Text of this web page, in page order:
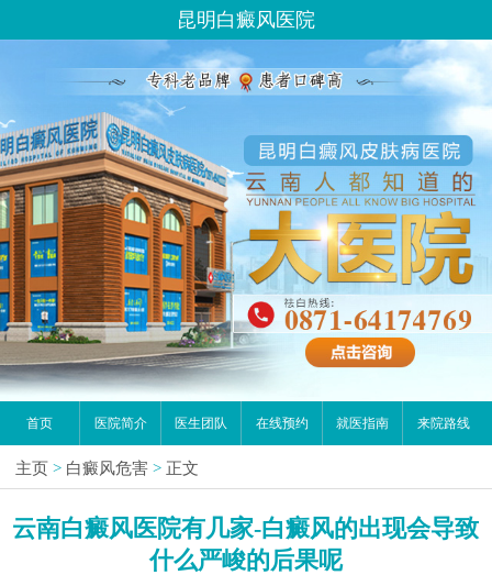
昆明白癜风医院
首页 医院简介 医生团队 在线预约 就医指南 来院路线
主页 > 白癜风危害 > 正文
云南白癜风医院有几家-白癜风的出现会导致
什么严峻的后果呢